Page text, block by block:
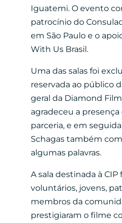
Iguatemi. O evento
patrocínio do
em São Paulo e o
With Us Brasil.
Uma das salas foi
reservada ao público
geral da Diamond
agradeceu a presença
parceria, e em
Schagas também
algumas palavras.
A sala destinada à
voluntários, jovens,
membros da
prestigiaram o filme